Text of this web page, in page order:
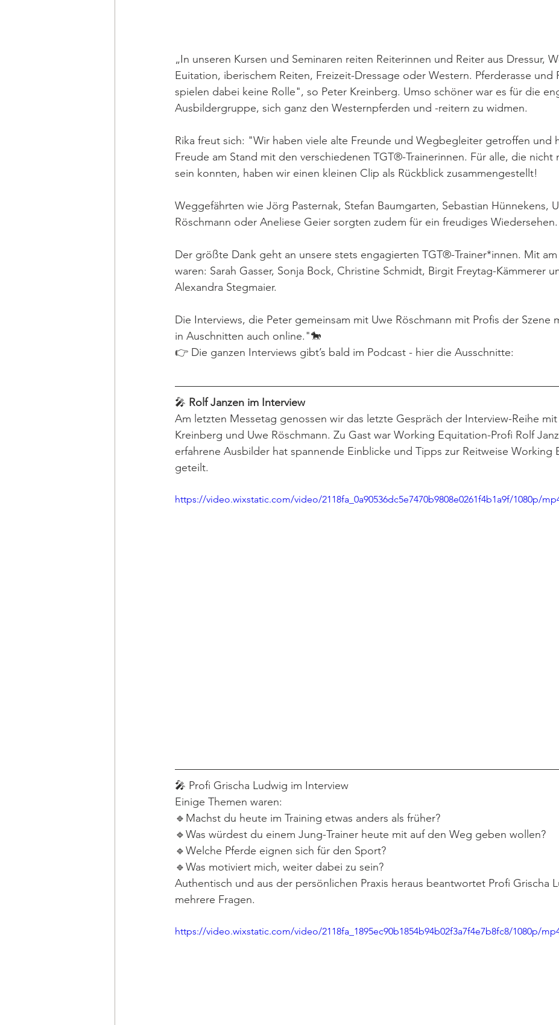
„In unseren Kursen und Seminaren reiten Reiterinnen und Reiter aus Dressur,
Euitation, iberischem Reiten, Freizeit-Dressage oder Western. Pferderasse und
spielen dabei keine Rolle", so Peter Kreinberg. Umso schöner war es für die
Ausbildergruppe, sich ganz den Westernpferden und -reitern zu widmen.
Rika freut sich: "Wir haben viele alte Freunde und Wegbegleiter getroffen und
Freude am Stand mit den verschiedenen TGT®-Trainerinnen. Für alle, die nicht
sein konnten, haben wir einen kleinen Clip als Rückblick zusammengestellt!
Weggefährten wie Jörg Pasternak, Stefan Baumgarten, Sebastian Hünnekens,
Röschmann oder Aneliese Geier sorgten zudem für ein freudiges Wiedersehen.
Der größte Dank geht an unsere stets engagierten TGT®-Trainer*innen. Mit
waren: Sarah Gasser, Sonja Bock, Christine Schmidt, Birgit Freytag-Kämmerer
Alexandra Stegmaier.
Die Interviews, die Peter gemeinsam mit Uwe Röschmann mit Profis der Szene
in Auschnitten auch online."🐎
👉 Die ganzen Interviews gibt’s bald im Podcast - hier die Ausschnitte:
🎤 Rolf Janzen im Interview
Am letzten Messetag genossen wir das letzte Gespräch der Interview-Reihe
Kreinberg und Uwe Röschmann. Zu Gast war Working Equitation-Profi Rolf
erfahrene Ausbilder hat spannende Einblicke und Tipps zur Reitweise Working
geteilt.
https://video.wixstatic.com/video/2118fa_0a90536dc5e7470b9808e0261f4b1a9f/1080p/
🎤 Profi Grischa Ludwig im Interview
Einige Themen waren:
🔹Machst du heute im Training etwas anders als früher?
🔹Was würdest du einem Jung-Trainer heute mit auf den Weg geben wollen?
🔹Welche Pferde eignen sich für den Sport?
🔹Was motiviert mich, weiter dabei zu sein?
Authentisch und aus der persönlichen Praxis heraus beantwortet Profi Grischa
mehrere Fragen.
https://video.wixstatic.com/video/2118fa_1895ec90b1854b94b02f3a7f4e7b8fc8/1080p/